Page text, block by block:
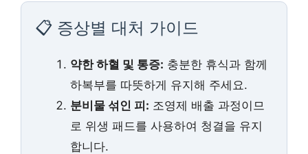
📋 증상별 대처 가이드
약한 하혈 및 통증: 충분한 휴식과 함께
하복부를 따뜻하게 유지해 주세요.
분비물 섞인 피: 조영제 배출 과정이므
로 위생 패드를 사용하여 청결을 유지
합니다.